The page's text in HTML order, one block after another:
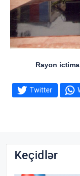
Rayon
Twitter
Keçidlər